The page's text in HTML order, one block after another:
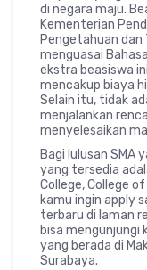
di negara maju.
Kementerian
Pengetahuan dan
menguasai
ekstra beasiswa
mencakup biaya
Selain itu, tidak
menjalankan
menyelesaikan
Bagi lulusan SMA
yang tersedia
College, College
kamu ingin apply
terbaru di laman
bisa mengunjungi
yang berada di
Surabaya.